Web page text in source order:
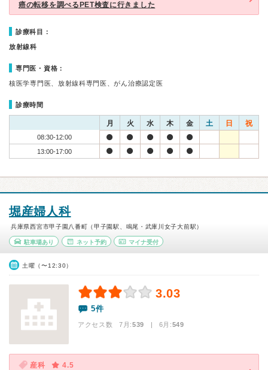
癌の転移を調べるPET検査に行きました
診療科目：
放射線科
専門医・資格：
核医学専門医、放射線科専門医、がん治療認定医
診療時間
月 火 水 木 金 土 日 祝
08:30-12:00
13:00-17:00
堀産婦人科
兵庫県西宮市甲子園八番町（甲子園駅、鳴尾・武庫川女子大前駅）
駐車場あり ネット予約 マイナ受付
土曜（〜12:30）
3.03
5件
アクセス数 7月:539 | 6月:549
産科 4.5